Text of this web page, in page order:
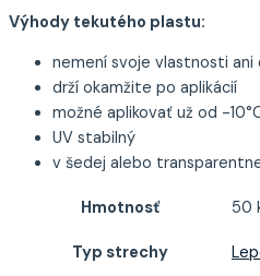
Výhody tekutého plastu:
nemení svoje vlastnosti
drží okamžite po aplikácií
možné aplikovať už od -
UV stabilný
v šedej alebo
Hmotnosť 50
Typ strechy